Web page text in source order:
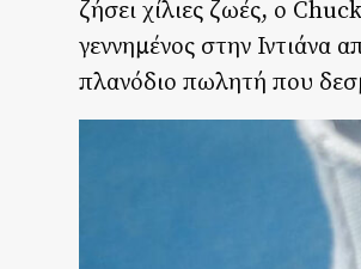
ζήσει χίλιες ζωές, ο
γεννημένος στην Ιντιάνα
πλανόδιο πωλητή που